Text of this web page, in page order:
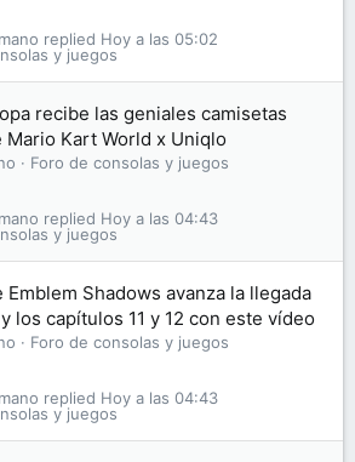
y juegos
Hoy a las 05:02
recibe las geniales camisetas
Mario Kart World x Uniqlo
Foro de consolas y juegos
y juegos
Hoy a las 04:43
Emblem Shadows avanza la llegada
los capítulos 11 y 12 con este vídeo
Foro de consolas y juegos
y juegos
Hoy a las 04:43